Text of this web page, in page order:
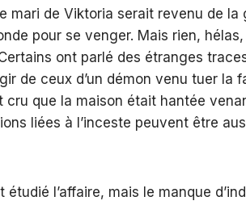
mari de Viktoria serait revenu de la
pour se venger. Mais rien,
ont parlé des étranges
de ceux d’un démon venu tuer la
cru que la maison était hantée
liées à l’inceste peuvent être
étudié l’affaire, mais le manque